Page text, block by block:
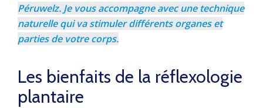
Péruwelz. Je vous accompagne avec une technique
naturelle qui va stimuler différents organes et
parties de votre corps.
Les bienfaits de la réflexologie
plantaire